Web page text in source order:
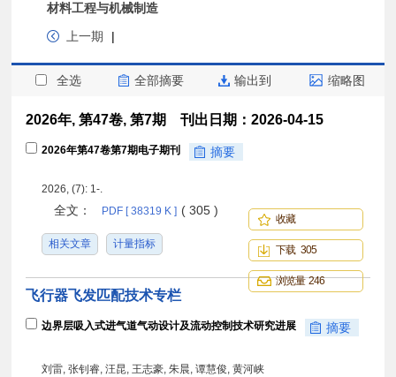
材料工程与机械制造
上一期
|
全选 全部摘要 输出到 缩略图
2026年, 第47卷, 第7期 刊出日期：2026-04-15
2026年第47卷第7期电子期刊 摘要
2026, (7): 1-.
全文： PDF [ 38319 K ] ( 305 )
相关文章 计量指标
收藏
下载 305
浏览量 246
飞行器飞发匹配技术专栏
边界层吸入式进气道气动设计及流动控制技术研究进展 摘要
刘雷, 张钊睿, 汪昆, 王志豪, 朱晨, 谭慧俊, 黄河峡